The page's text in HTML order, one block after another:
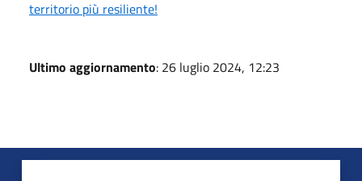
territorio più resiliente!
Ultimo aggiornamento: 26 luglio 2024, 12:23